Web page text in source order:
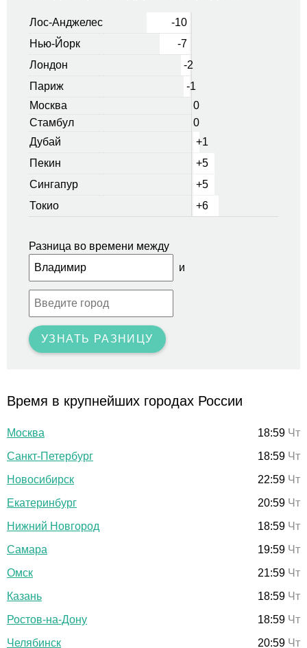
Лос-Анджелес
-10
Нью-Йорк
-7
Лондон
-2
Париж
-1
Москва
0
Стамбул
0
Дубай
+1
Пекин
+5
Сингапур
+5
Токио
+6
Разница во времени между
и
УЗНАТЬ РАЗНИЦУ
Время в крупнейших городах России
Москва 18:59 Чт
Санкт-Петербург
18:59 Чт
Новосибирск
22:59 Чт
Екатеринбург
20:59 Чт
Нижний Новгород
18:59 Чт
Самара
19:59 Чт
Омск
21:59 Чт
Казань
18:59 Чт
Ростов-на-Дону
18:59 Чт
Челябинск
20:59 Чт